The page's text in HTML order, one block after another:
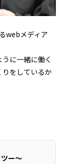
webメディア
に一緒に働く
をしているか
ー～